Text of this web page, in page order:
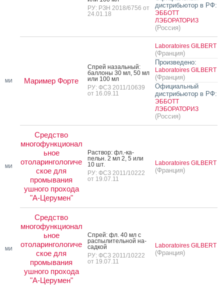
РУ: РЗН 2018/6756 от
24.01.18
дистрибьютор в РФ:
ЭББОТТ
ЛЭБОРАТОРИЗ
(Россия)
МИ Маример Форте
Спрей на­заль­ный:
бал­ло­ны 30 мл, 50 мл
или 100 мл
РУ: ФСЗ 2011/10639
от 16.09.11
Laboratoires GILBERT
(Франция)
Произведено:
Laboratoires GILBERT
(Франция)
Официальный
дистрибьютор в РФ:
ЭББОТТ
ЛЭБОРАТОРИЗ
(Россия)
МИ
Средство
многофункционал
ьное
отоларингологиче
ское для
промывания
ушного прохода
"А-Церумен"
Рас­твор: фл.-ка­
пельн. 2 мл 2, 5 или
10 шт.
РУ: ФСЗ 2011/10222
от 19.07.11
Laboratoires GILBERT
(Франция)
МИ
Средство
многофункционал
ьное
отоларингологиче
ское для
промывания
ушного прохода
"А-Церумен"
Спрей: фл. 40 мл с
рас­пы­литель­ной на­
сад­кой
РУ: ФСЗ 2011/10222
от 19.07.11
Laboratoires GILBERT
(Франция)